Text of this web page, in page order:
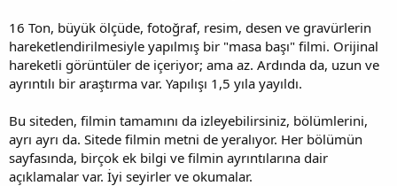
16 Ton, büyük ölçüde, fotoğraf, resim, desen ve gravürlerin
hareketlendirilmesiyle yapılmış bir "masa başı" filmi. Orijinal
hareketli görüntüler de içeriyor; ama az. Ardında da, uzun ve
ayrıntılı bir araştırma var. Yapılışı 1,5 yıla yayıldı.
Bu siteden, filmin tamamını da izleyebilirsiniz, bölümlerini,
ayrı ayrı da. Sitede filmin metni de yeralıyor. Her bölümün
sayfasında, birçok ek bilgi ve filmin ayrıntılarına dair
açıklamalar var. İyi seyirler ve okumalar.